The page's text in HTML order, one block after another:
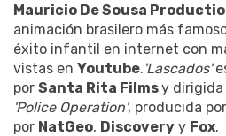
Mauricio De Sousa
animación brasilero más
éxito infantil en internet con
vistas en Youtube. 'Lascados'
por Santa Rita Filmsy dirigida
'Police Operation', producida por
por NatGeo, Discovery y Fox.